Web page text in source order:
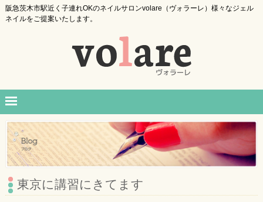
阪急茨木市駅近く子連れOKのネイルサロンvolare（ヴォラーレ）様々なジェル
ネイルをご提案いたします。
東京に講習にきてます